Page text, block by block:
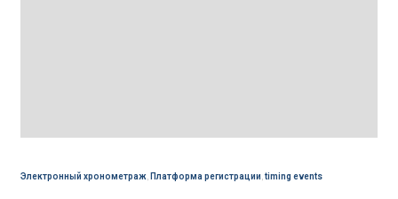
Электронный хронометраж, Платформа регистрации timing events